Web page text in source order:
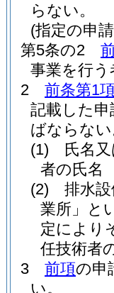
らない。
(指定の申
第5条の2
事業を行
2
前条第1
記載した
ばならな
(1)
氏名
者の氏名
(2)
排水
業所」と
定により
任技術者
3
前項の申
い。